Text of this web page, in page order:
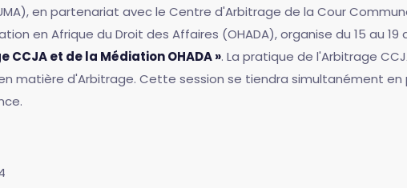
en partenariat avec le Centre d'Arbitrage de la Cour
en Afrique du Droit des Affaires (OHADA), organise du 15 au 19
et de la Médiation OHADA ». La pratique de l'Arbitrage
matière d'Arbitrage. Cette session se tiendra simultanément